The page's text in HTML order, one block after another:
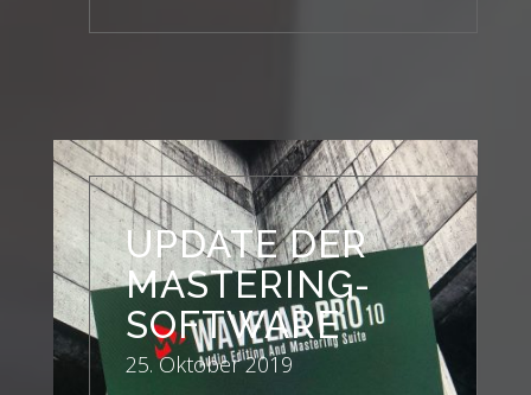
UPDATE DER
MASTERING-
SOFTWARE
25. Oktober 2019